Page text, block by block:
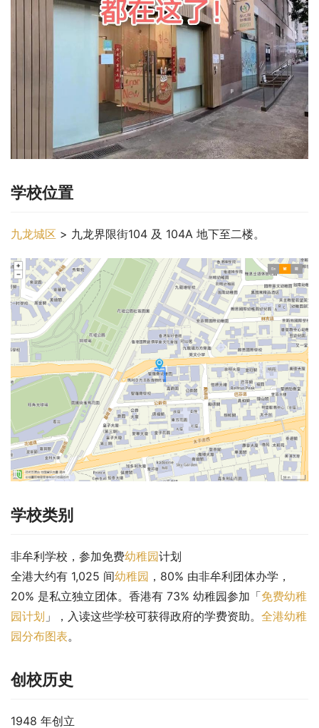
学校位置
九龙城区 > 九龙界限街104 及 104A 地下至二楼。
学校类别
非牟利学校，参加免费幼稚园计划
全港大约有 1,025 间幼稚园 ，80% 由非牟利团体办学，
20% 是私立独立团体。香港有 73% 幼稚园参加「免费幼稚
园计划 」，入读这些学校可获得政府的学费资助。 全港幼稚
园分布图表。
创校历史
1948 年创立